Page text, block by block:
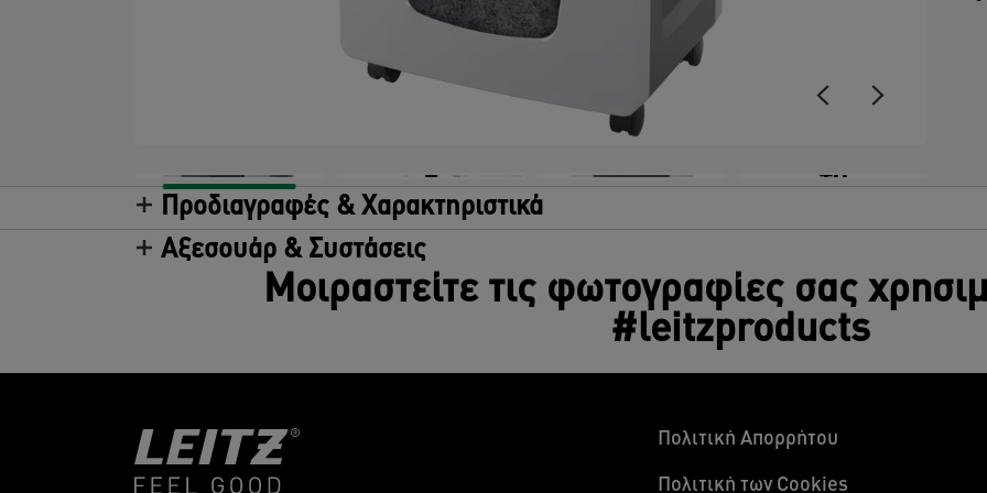
+8
Προδιαγραφές & Χαρακτηριστικά
Αξεσουάρ & Συστάσεις
Μοιραστείτε τις φωτογραφίες σας
#leitzproducts
Πολιτική Απορρήτου
Πολιτική των Cookies